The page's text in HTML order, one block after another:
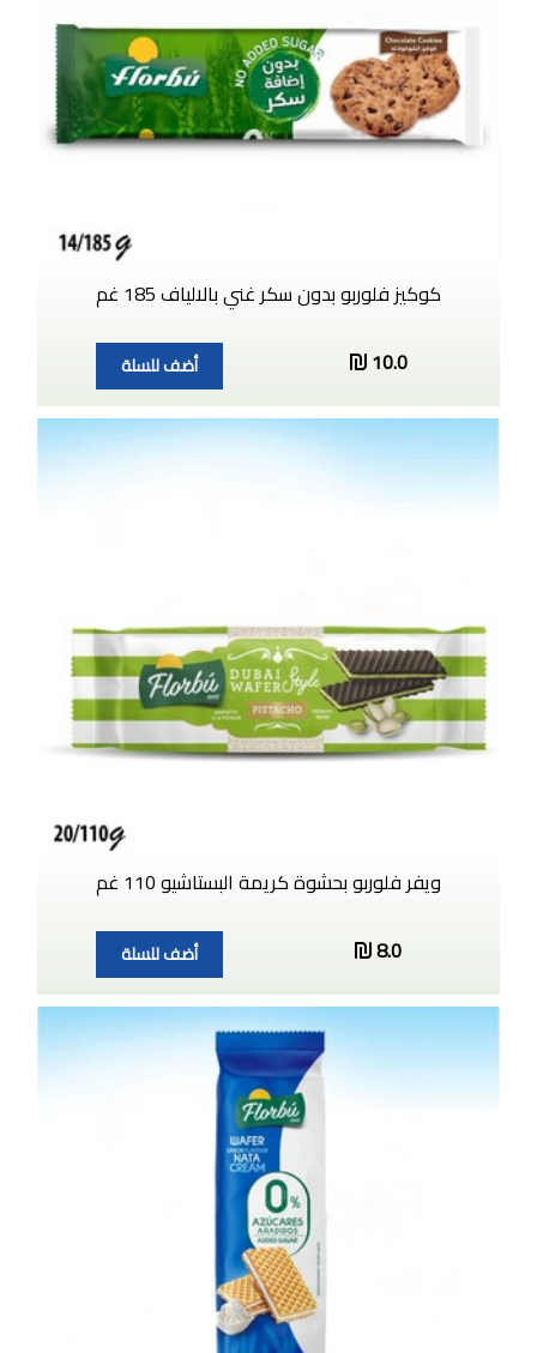
كوكيز فلوربو بدون سكر غني بالالياف 185 غم
10.0
أضف للسلة
ويفر فلوربو بحشوة كريمة البستاشيو 110 غم
8.0
أضف للسلة